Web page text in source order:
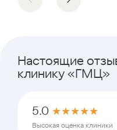
Настоящие
клинику «ГМЦ»
5.0 ★★★★★
Высокая оценка клиники